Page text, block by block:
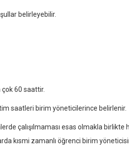
belirleyebilir.
çok 60 saattir.
saatleri birim yöneticilerince belirlenir.
çalışılmaması esas olmakla birlikte
kısmi zamanlı öğrenci birim